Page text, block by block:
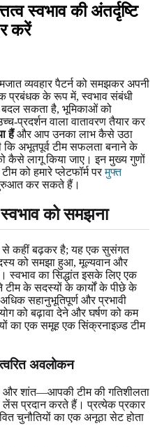
स्वभाव की अंतर्दृष्टि
करें
व्यवहार पैटर्न को समझकर अपनी
प्रबंधक के रूप में, स्वभाव संबंधी
बदल सकता है, भूमिकाओं को
प्रदर्शन वाला वातावरण तैयार कर
हैंऔर आप उनका लाभ कैसे उठा
कि अभूतपूर्व टीम सफलता बनाने के
कैसे लागू किया जाए। इन मुख्य गुणों
को हमारे प्लेटफॉर्म परमुफ्त
कर सकते हैं।
स्वभाव को समझना
से कहीं बढ़कर है; यह एक सुसंगत
को समझा हुआ, मूल्यवान और
का सिद्धांत इसके लिए एक
टीम के सदस्यों के कार्यों के पीछे के
सहानुभूतिपूर्ण और प्रभावी
को बढ़ावा देने और घर्षण को कम
का एक समूह एक सिंक्रनाइज़्ड टीम
अवलोकन
और शांत—आपकी टीम की गतिशीलता
प्रदान करते हैं। प्रत्येक प्रकार
चुनौतियों का एक अनूठा सेट होता